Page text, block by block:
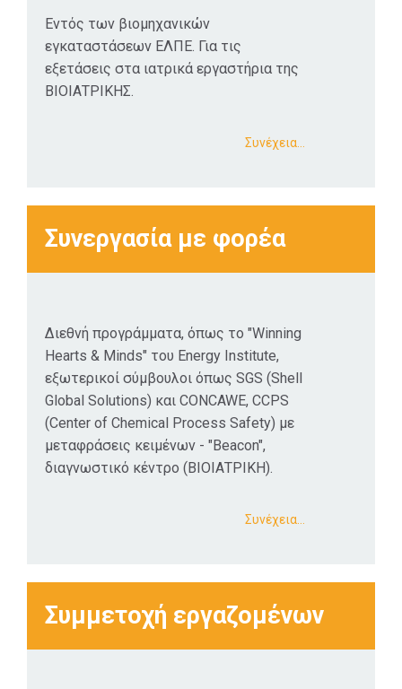
Εντός των βιομηχανικών
εγκαταστάσεων ΕΛΠΕ. Για τις
εξετάσεις στα ιατρικά εργαστήρια της
ΒΙΟΙΑΤΡΙΚΗΣ.
Συνέχεια…
Συνεργασία με φορέα
Διεθνή προγράμματα, όπως το "Winning
Hearts & Minds" του Energy Institute,
εξωτερικοί σύμβουλοι όπως SGS (Shell
Global Solutions) και CONCAWE, CCPS
(Center of Chemical Process Safety) με
μεταφράσεις κειμένων - "Βeacon",
διαγνωστικό κέντρο (ΒΙΟΙΑΤΡΙΚΗ).
Συνέχεια…
Συμμετοχή εργαζομένων